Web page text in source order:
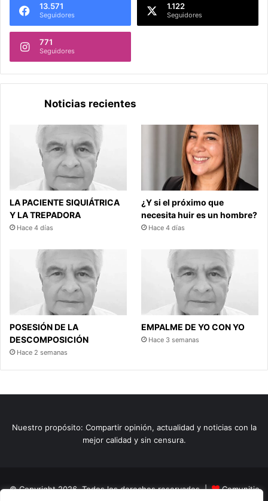
13.571
Seguidores
1.122
Seguidores
771
Seguidores
Noticias recientes
LA PACIENTE SIQUIÁTRICA
Y LA TREPADORA
Hace 4 días
¿Y si el próximo que
necesita huir es un hombre?
Hace 4 días
POSESIÓN DE LA
DESCOMPOSICIÓN
Hace 2 semanas
EMPALME DE YO CON YO
Hace 3 semanas
Nuestro propósito: Compartir opinión, actualidad y noticias con la
mejor calidad y sin censura.
© Copyright 2026, Todos los derechos reservados | Comunitic